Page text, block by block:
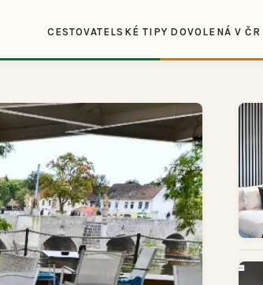
CESTOVATELSKÉ TIPY DOVOLENÁ V ČR